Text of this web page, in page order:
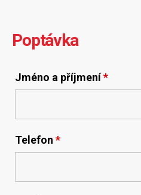
Poptávka
Jméno a příjmení*
Telefon *